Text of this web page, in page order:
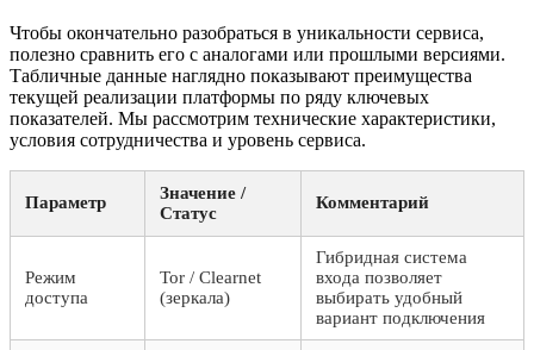
Чтобы окончательно разобраться в уникальности сервиса,
полезно сравнить его с аналогами или прошлыми версиями.
Табличные данные наглядно показывают преимущества
текущей реализации платформы по ряду ключевых
показателей. Мы рассмотрим технические характеристики,
условия сотрудничества и уровень сервиса.
Параметр
Значение /
Статус
Комментарий
Режим
доступа
Tor / Clearnet
(зеркала)
Гибридная система
входа позволяет
выбирать удобный
вариант подключения